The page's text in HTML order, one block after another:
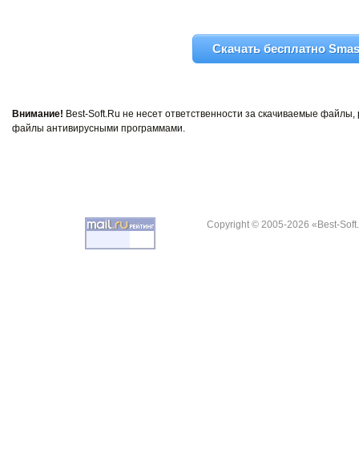
Скачать бесплатно
Внимание! Best-Soft.Ru не несет ответственности за скачиваемые
файлы антивирусными программами.
Copyright © 2005-2026 «Best-